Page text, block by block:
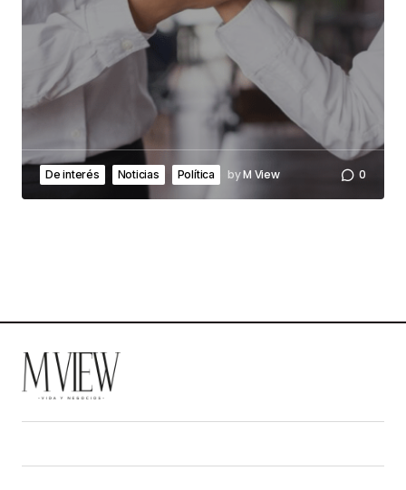
De interés Noticias Política byM View 0